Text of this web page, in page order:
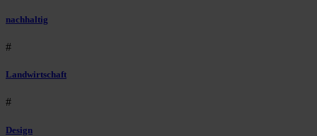
nachhaltig
#
Landwirtschaft
#
Design